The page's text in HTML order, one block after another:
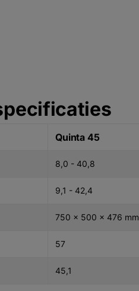
Quinta 45
8,0 - 40,8
9,1 - 42,4
750 x 500 x 476 mm
57
45,1